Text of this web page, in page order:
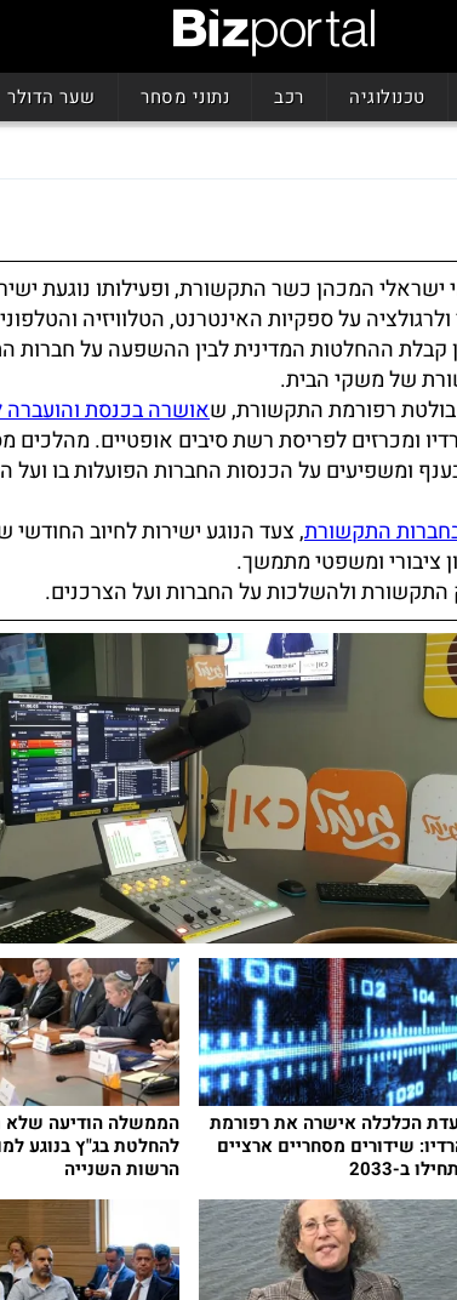
טכנולוגיה רכב נתוני מסחר שער הדולר
המכהן כשר התקשורת, ופעילותו נוגעת
על ספקיות האינטרנט, הטלוויזיה
קבלת ההחלטות המדינית לבין ההשפעה על חברות
של משקי הבית.
בולטת רפורמת התקשורת, שאושרה בכנסת
ומכרזים לפריסת רשת סיבים אופטיים. מהלכים
ומשפיעים על הכנסות החברות הפועלות בו ועל
התקשורת, צעד הנוגע ישירות לחיוב החודשי
ציבורי ומשפטי מתמשך.
התקשורת ולהשלכות על החברות ועל הצרכנים.
הכלכלה אישרה את רפורמת
שידורים מסחריים ארציים
ב-2033
הממשלה הודיעה שלא
להחלטת בג"ץ בנוגע
הרשות השנייה